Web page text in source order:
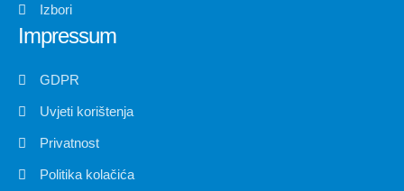
Izbori
Impressum
GDPR
Uvjeti korištenja
Privatnost
Politika kolačića